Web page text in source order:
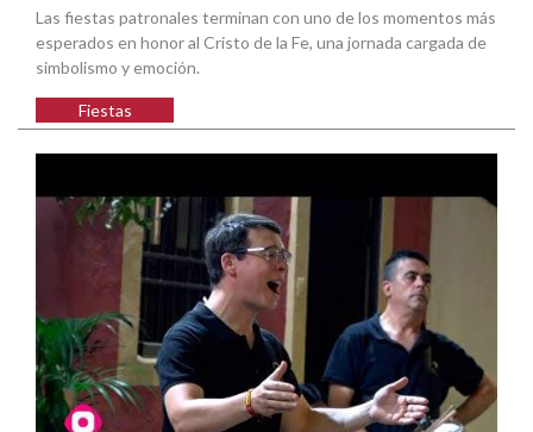
Las fiestas patronales terminan con uno de los momentos más
esperados en honor al Cristo de la Fe, una jornada cargada de
simbolismo y emoción.
Fiestas